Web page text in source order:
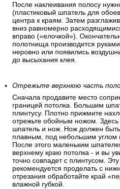
После наклеивания полосу
(пластиковый шпатель для
центра к краям. Затем
вниз равномерно
вправо («елочкой»).
полотнища производится
неровно или появились
до высыхания клея.
Отрежьте верхнюю часть
Сначала продавите место
границей потолка. Большим
плинтусу. Плотно прижмите
отрежьте обойным ножом.
шпатель и нож. Нож должен
плавным, под небольшим углом
После этого маленьким
верхнему краю потолка - и вы
точно совпадет с плинтусом.
рекомендуется проделать с
отрезания обработайте край
влажной губкой.